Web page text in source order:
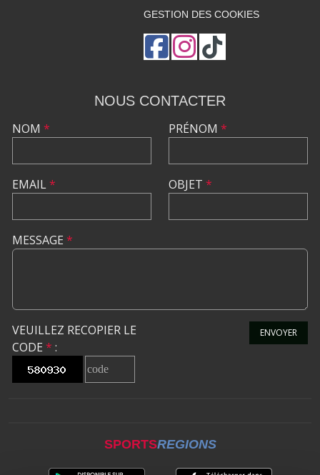
GESTION DES COOKIES
NOUS CONTACTER
NOM *
EMAIL*
PRÉNOM *
OBJET *
MESSAGE *
VEUILLEZ RECOPIER LE
CODE * :
ENVOYER
SPORTSREGIONS